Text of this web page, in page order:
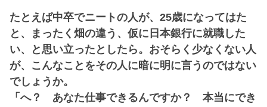
たとえば中卒でニートの人が、25歳になってはた
と、まったく畑の違う、仮に日本銀行に就職した
い、と思い立ったとしたら。おそらく少なくない人
が、こんなことをその人に暗に明に言うのではない
でしょうか。
「へ？ あなた仕事できるんですか？ 本当にでき